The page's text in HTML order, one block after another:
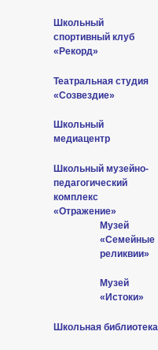
Школьный
спортивный клуб
«Рекорд»
Театральная студия
«Созвездие»
Школьный
медиацентр
Школьный музейно-
педагогический
комплекс
«Отражение»
Музей
«Семейные
реликвии»
Музей
«Истоки»
Школьная библиотека